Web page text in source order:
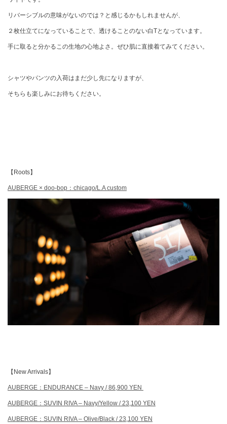
リバーシブルの意味がないのでは？と感じるかもしれませんが、
２枚仕立てになっていることで、透けることのない白Tとなっています。
手に取ると分かるこの生地の心地よさ。ぜひ肌に直接着てみてください。
シャツやパンツの入荷はまだ少し先になりますが、
そちらも楽しみにお待ちください。
【Roots】
AUBERGE × doo-bop：chicago/L.A custom
【New Arrivals】
AUBERGE：ENDURANCE – Navy / 86,900 YEN
AUBERGE：SUVIN RIVA – Navy/Yellow / 23,100 YEN
AUBERGE：SUVIN RIVA – Olive/Black / 23,100 YEN